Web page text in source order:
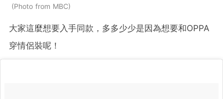
Photo from MBC
大家這麼想要入手同款，多多少少是因為想要和OPPA
穿情侶裝呢！